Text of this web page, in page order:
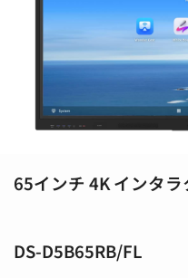
65インチ 4K インタ
DS-D5B65RB/FL